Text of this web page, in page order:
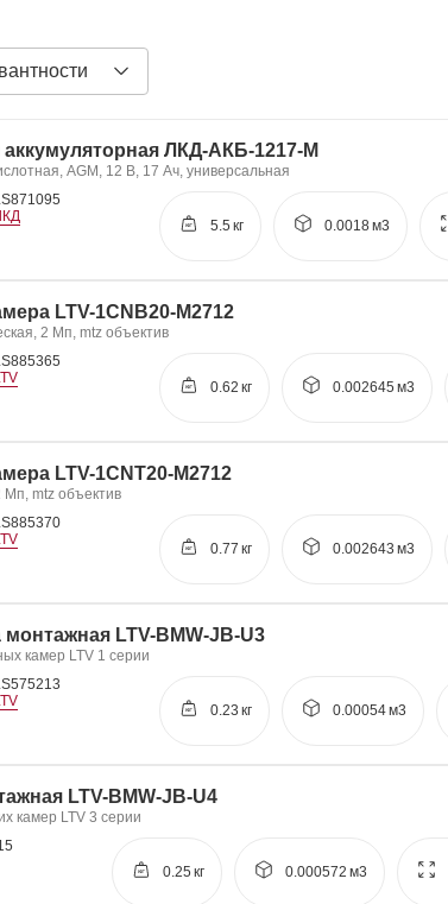
аккумуляторная ЛКД-АКБ-1217-М
AGM, 12 В, 17 Ач, универсальная
5.5 кг 0.0018м3
LTV-1CNB20-M2712
2 Мп, mtz объектив
0.62 кг 0.002645 м3
LTV-1CNT20-M2712
mtz объектив
0.77 кг 0.002643 м3
монтажная LTV-BMW-JB-U3
камер LTV 1 серии
0.23 кг 0.00054м3
LTV-BMW-JB-U4
камер LTV 3 серии
0.25 кг 0.000572 м3